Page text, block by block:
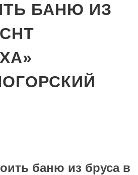
БАНЮ ИЗ
баню из бруса в